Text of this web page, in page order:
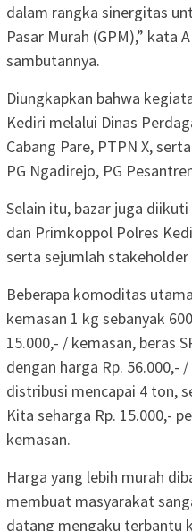
dalam rangka sinergitas
Pasar Murah (GPM),” kata
sambutannya.
Diungkapkan bahwa
Kediri melalui Dinas
Cabang Pare, PTPN X,
PG Ngadirejo, PG
Selain itu, bazar juga
dan Primkoppol Polres
serta sejumlah
Beberapa komoditas
kemasan 1 kg sebanyak
15.000,- / kemasan, beras
dengan harga Rp. 56.000,-
distribusi mencapai 4 ton,
Kita seharga Rp. 15.000,-
kemasan.
Harga yang lebih murah
membuat masyarakat
datang mengaku terbantu